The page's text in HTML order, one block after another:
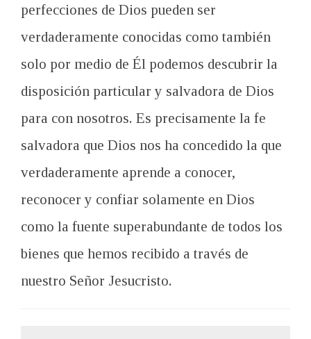
perfecciones de Dios pueden ser
verdaderamente conocidas como también
solo por medio de Él podemos descubrir la
disposición particular y salvadora de Dios
para con nosotros. Es precisamente la fe
salvadora que Dios nos ha concedido la que
verdaderamente aprende a conocer,
reconocer y confiar solamente en Dios
como la fuente superabundante de todos los
bienes que hemos recibido a través de
nuestro Señor Jesucristo.